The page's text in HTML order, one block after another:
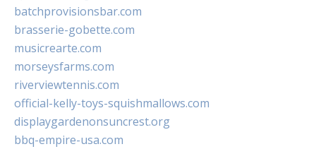
batchprovisionsbar.com
brasserie-gobette.com
musicrearte.com
morseysfarms.com
riverviewtennis.com
official-kelly-toys-squishmallows.com
displaygardenonsuncrest.org
bbq-empire-usa.com